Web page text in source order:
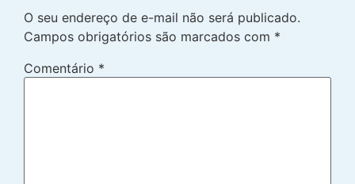
O seu endereço de e-mail não será publicado.
Campos obrigatórios são marcados com *
Comentário *